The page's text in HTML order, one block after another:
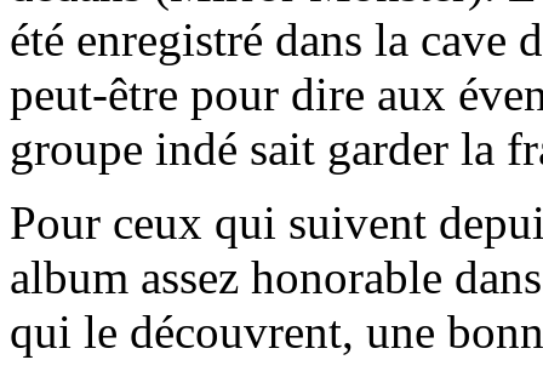
été enregistré dans la cave
peut-être pour dire aux
groupe indé sait garder la
Pour ceux qui suivent
album assez honorable
qui le découvrent, une